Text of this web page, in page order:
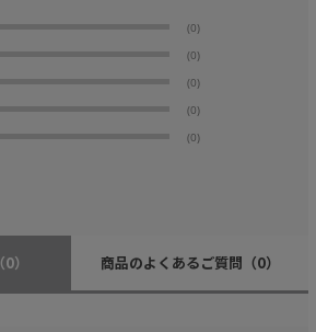
(0)
(0)
(0)
(0)
(0)
（0） 商品のよくあるご質問 （0）